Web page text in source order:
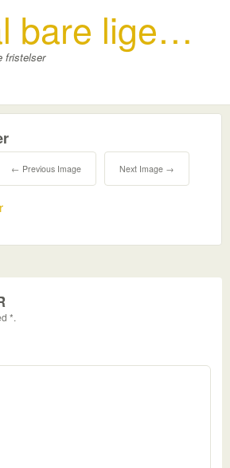
bare lige…
fristelser
Next Image →
← Previous Image
*.